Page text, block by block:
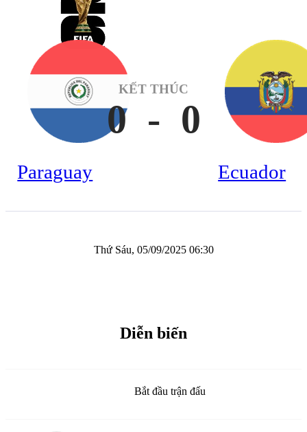
Paraguay
KẾT THÚC
0 - 0
Ecuador
Thứ Sáu, 05/09/2025 06:30
Diễn biến
Bắt đầu trận đấu